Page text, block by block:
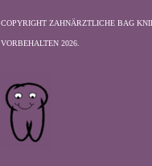
COPYRIGHT ZAHNÄRZTLICHE BAG
VORBEHALTEN 2026.